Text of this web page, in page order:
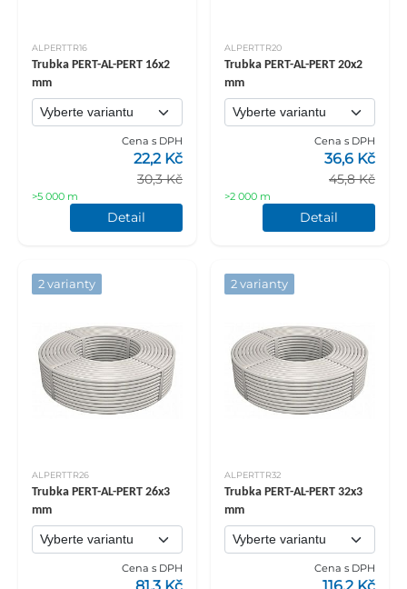
ALPERTTR16
Trubka PERT-AL-PERT 16x2
mm
Cena s DPH
30,3 Kč
22,2 Kč
>5 000 m
Detail
ALPERTTR20
Trubka PERT-AL-PERT 20x2
mm
Cena s DPH
45,8 Kč
36,6 Kč
>2 000 m
Detail
2 varianty
ALPERTTR26
Trubka PERT-AL-PERT 26x3
mm
Cena s DPH
81,3 Kč
2 varianty
ALPERTTR32
Trubka PERT-AL-PERT 32x3
mm
Cena s DPH
116,2 Kč